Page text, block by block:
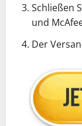
Schließen
und
Der